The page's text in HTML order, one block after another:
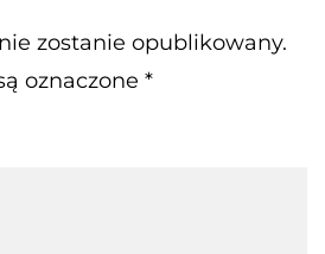
zostanie opublikowany.
oznaczone *